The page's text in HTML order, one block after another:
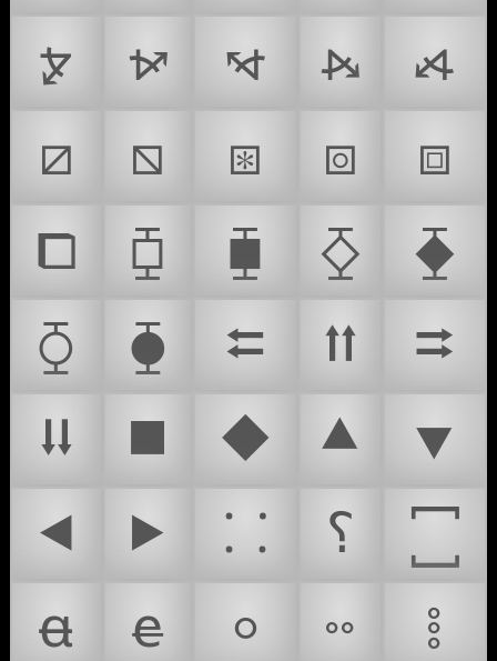
⦫
⦬ ⦭ ⦮
⦯
⧄
⧅ ⧆ ⧇
⧈
⧠
⧮ ⧯ ⧰
⧱
⧲
⧳ ⮄ ⮅
⮆
⮇
⯀ ⯁ ⯅
⯆
⯇
⯈ ⸬
⸮
ꬰ
ꬳ 𐄙 𐄚
𐄛